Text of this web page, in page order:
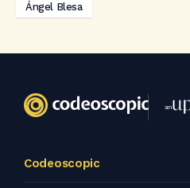
Ángel Blesa
an
Codeoscopic